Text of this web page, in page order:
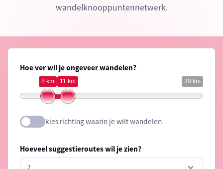
wandelknooppuntennetwerk.
Hoe ver wil je ongeveer wandelen?
30 km
8 km 11 km
kies richting waarin je wilt wandelen
Hoeveel suggestieroutes wil je zien?